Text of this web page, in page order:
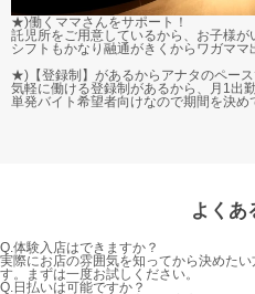
★)働くママさんをサポート！
託児所をご用意しているから、お子様が
シフトもかなり融通がきくからワガマ
★)【登録制】があるからアナタのペース
気軽に働ける登録制があるから、月1出
単発バイト希望者向けなので期間を決め
よくあ
Q.体験入店はできますか？
実際にお店の雰囲気を知ってから決めた
す。まずは一度お試しください。
Q.日払いは可能ですか？